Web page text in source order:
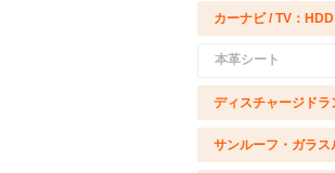
カーナビ / TV：HDD
本革シート
ディスチャージドラ
サンルーフ・ガラス